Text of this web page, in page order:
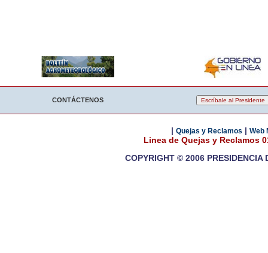
CONTÁCTENOS
| Quejas y Reclamos | Web
Linea de Quejas y Reclamos
COPYRIGHT © 2006 PRESIDENCIA